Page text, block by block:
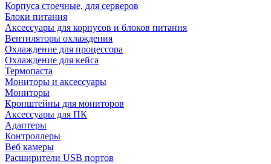
Корпуса стоечные, для серверов
Блоки питания
Аксессуары для корпусов и блоков питания
Вентиляторы охлаждения
Охлаждение для процессора
Охлаждение для кейса
Термопаста
Мониторы и аксессуары
Мониторы
Кронштейны для мониторов
Аксессуары для ПК
Адаптеры
Контроллеры
Веб камеры
Расширители USB портов